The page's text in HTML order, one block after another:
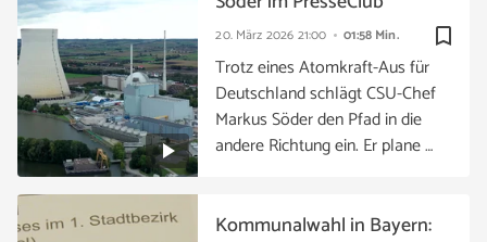
bookmark_border
20. März 2026 21:00 01:58 Min.
Trotz eines Atomkraft-Aus für
Deutschland schlägt CSU-Chef
Markus Söder den Pfad in die
andere Richtung ein. Er plane …
Kommunalwahl in Bayern: